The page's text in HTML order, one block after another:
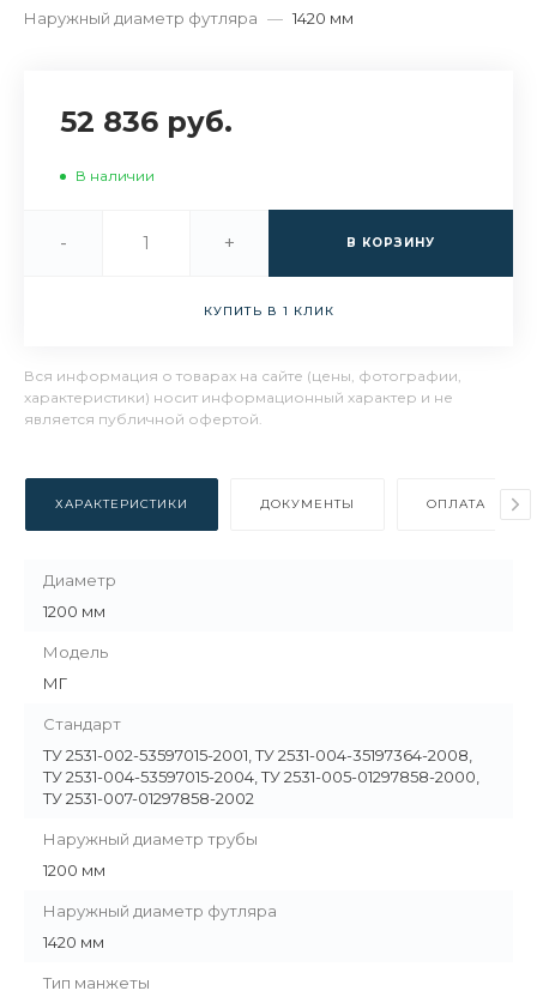
Наружный диаметр футляра — 1420 мм
52 836 руб.
В наличии
- + В КОРЗИНУ
КУПИТЬ В 1 КЛИК
Вся информация о товарах на сайте (цены, фотографии,
характеристики) носит информационный характер и не
является публичной офертой.
ХАРАКТЕРИСТИКИ ДОКУМЕНТЫ ОПЛАТА
Диаметр
1200 мм
Модель
МГ
Стандарт
ТУ 2531-002-53597015-2001, ТУ 2531-004-35197364-2008,
ТУ 2531-004-53597015-2004, ТУ 2531-005-01297858-2000,
ТУ 2531-007-01297858-2002
Наружный диаметр трубы
1200 мм
Наружный диаметр футляра
1420 мм
Тип манжеты